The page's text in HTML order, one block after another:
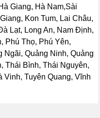
Giang, Hà Nam,Sài
Kon Tum, Lai Châu,
Lạt, Long An, Nam Định,
Phú Thọ, Phú Yên,
Ngãi, Quảng Ninh, Quảng
Thái Bình, Thái Nguyên,
Vinh, Tuyên Quang, Vĩnh